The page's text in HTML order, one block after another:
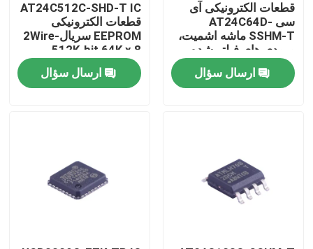
صفحه اصلی
محصولات
فیلم های
قطعات الکترونیکی آی
سی AT24C64D-
SSHM-T ماشه اشمیت،
ورودی های فیلتر شده
برای سرکوب نویز
ارسال سؤال
AT24C512C-SHD-T IC
قطعات الکترونیکی
EEPROM سریال-2Wire
512K-bit 64K x 8
3.3V/5V 8-Pin SOIC
EIAJ T/Rارسال سؤال